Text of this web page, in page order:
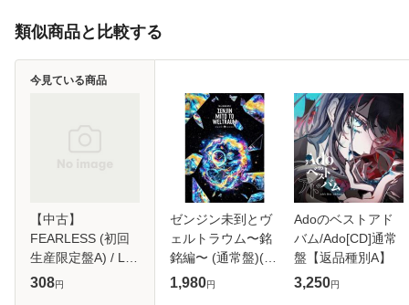
類似商品と比較する
【中古】
FEARLESS (初回
生産限定盤A) / LE
SSERAFIM / [CD]
308円
今見ている商品
ゼンジン未到とヴ
ェルトラウム〜銘
銘編〜 (通常盤)(2
枚組) [DVD]
1,980円
Adoのベストアド
バム/Ado[CD]通常
盤【返品種別A】
3,250円